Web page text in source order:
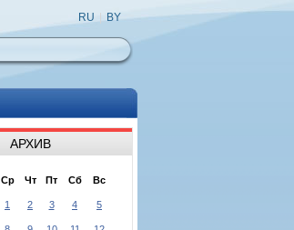
RU BY
АРХИВ
Ср Чт Пт Сб Вс
1 2 3 4 5